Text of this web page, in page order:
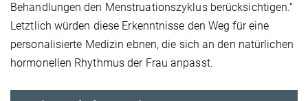
Behandlungen den Menstruationszyklus berücksichtigen.“
Letztlich würden diese Erkenntnisse den Weg für eine
personalisierte Medizin ebnen, die sich an den natürlichen
hormonellen Rhythmus der Frau anpasst.